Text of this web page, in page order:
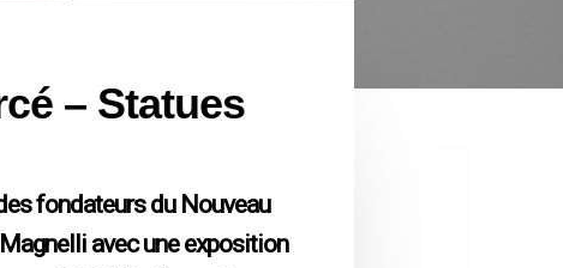
– Statues
fondateurs du Nouveau
avec une exposition